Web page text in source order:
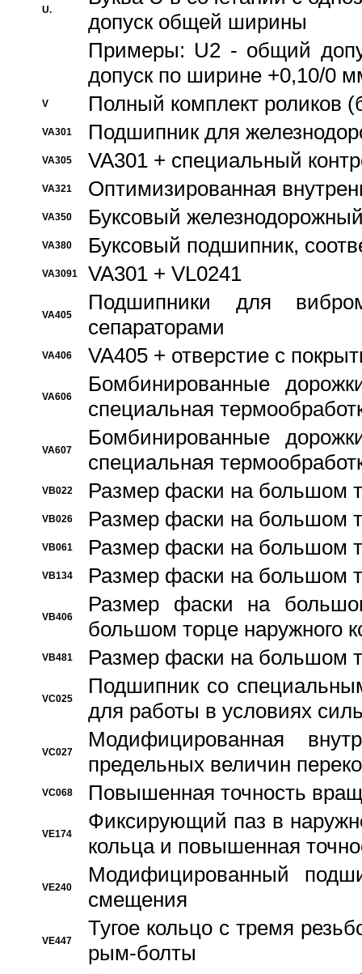
U.
допуск общей ширины
Примеры: U2 - общий
допуск по ширине +0,10/0
V Полный комплект роликов
VA301 Подшипник для
VA305 VA301 + специальный
VA321 Оптимизированная
VA350 Буксовый
VA380 Буксовый подшипник,
VA3091 VA301 + VL0241
VA405
Подшипники для
сепараторами
VA406 VA405 + отверстие с
VA606
Бомбинированные
специальная
VA607
Бомбинированные
специальная
VB022 Размер фаски на большом
VB026 Размер фаски на большом
VB061 Размер фаски на большом
VB134 Размер фаски на большом
VB406
Размер фаски на
большом торце наружного
VB481 Размер фаски на большом
VC025
Подшипник со
для работы в условиях
VC027
Модифицированная
предельных величин
VC068 Повышенная точность
VE174
Фиксирующий паз в
кольца и повышенная
VE240
Модифицированный
смещения
VE447
Тугое кольцо с тремя
рым-болты